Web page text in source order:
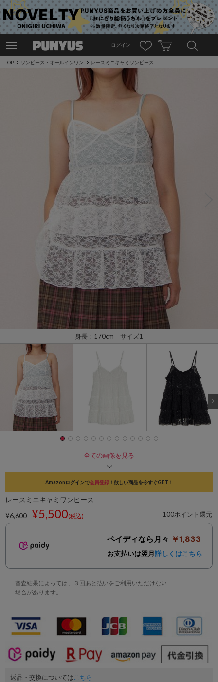
ログイン
TOP ワンピース・オールインワン レースミニキャミワンピース
身長：170cm サイズ1
全ての画像を見る
Amazonログインで会員登録！欲しい商品を今すぐGET！
レースミニキャミワンピース
¥6,600
¥5,500(税込) 100ポイント還元
ペイディなら月々 ￥1,833
お支払いは翌月 詳しくはこちら
審査結果によっては、３回あと払いをご利用いただけない
場合があります。
返品・交換についてはこちら